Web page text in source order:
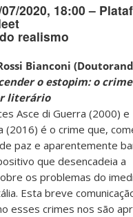
2020, 18:00 –
realismo
Bianconi
o estopim: o
literário
Asce di Guerra (2000) e
(2016) é o crime que,
paz e aparentemente
que desencadeia a
os problemas do
Esta breve
esses crimes nos são